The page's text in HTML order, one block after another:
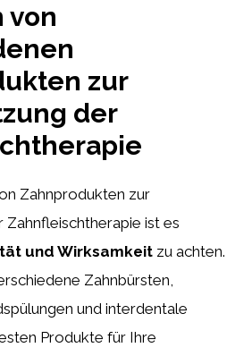
von
zur
der
Zahnprodukten zur
ist es
und Wirksamkeit zu achten.
Zahnbürsten,
und interdentale
Produkte für Ihre